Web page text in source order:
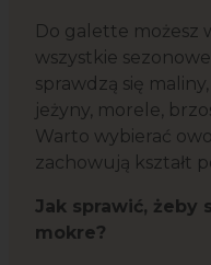
Do galette możesz
wszystkie
sprawdzą się
jeżyny, morele,
Warto wybierać
zachowują kształt
Jak sprawić, żeby
mokre?